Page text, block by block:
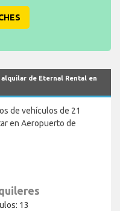
de Eternal Rental en
de vehículos de 21
en Aeropuerto de
13